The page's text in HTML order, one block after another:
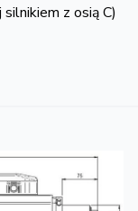
z osią C)